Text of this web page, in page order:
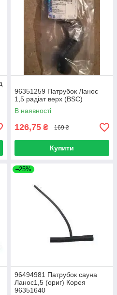
96351259 Патрубок Ланос
1,5 радіат верх (BSC)
В наявності
126,75 ₴ 169 ₴
Купити
–25%
96494981 Патрубок сауна
Ланос1,5 (ориг) Корея
96351640